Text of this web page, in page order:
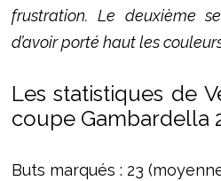
frustration. Le deuxième
d’avoir porté haut les
Les statistiques de
coupe Gambardella
Buts marqués : 23